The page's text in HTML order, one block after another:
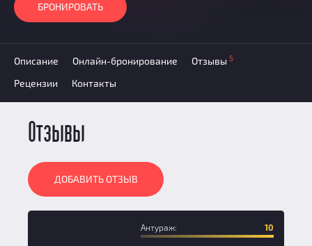
БРОНИРОВАТЬ
Описание Онлайн-бронирование Отзывы 5
Рецензии Контакты
Отзывы
ДОБАВИТЬ ОТЗЫВ
Антураж: 10